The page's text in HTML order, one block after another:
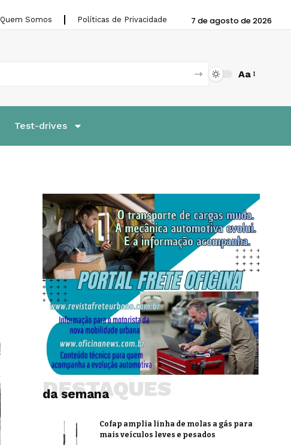
Quem Somos Políticas de Privacidade 7 de agosto de 2026
Aa
Test-drives
da semana
DESTAQUES
Cofap amplia linha de molas a gás para
mais veículos leves e pesados